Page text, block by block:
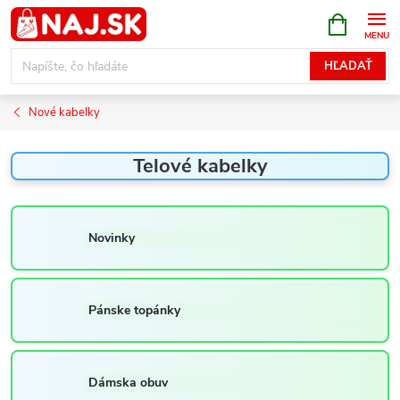
Prejsť
na
obsah
HĽADAŤ
KOŠÍK
Nové kabelky
Telové kabelky
Novinky
Pánske topánky
Dámska obuv